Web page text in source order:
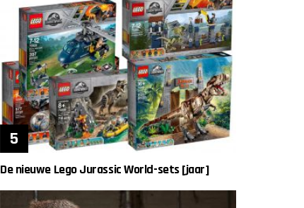
De nieuwe Lego Jurassic World-sets [jaar]